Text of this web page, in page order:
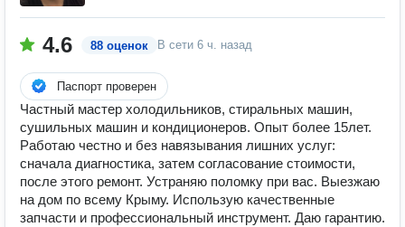
4.6 88 оценок В сети 6 ч. назад
Паспорт проверен
Частный мастер холодильников, стиральных машин,
сушильных машин и кондиционеров. Опыт более 15лет.
Работаю честно и без навязывания лишних услуг:
сначала диагностика, затем согласование стоимости,
после этого ремонт. Устраняю поломку при вас. Выезжаю
на дом по всему Крыму. Использую качественные
запчасти и профессиональный инструмент. Даю гарантию.